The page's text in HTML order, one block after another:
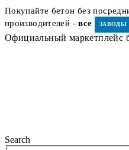
Покупайте бетон без
производителей -все ЗАВОДЫ
Официальный маркетплейс
Search